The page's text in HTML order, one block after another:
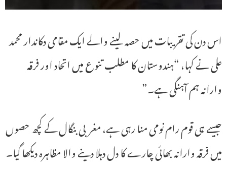
اس دن کی تقریبات میں حصہ لینے والے ایک مقامی دکاندار محمد
علی نے کہا، “ہندوستان کا مطلب تنوع میں اتحاد اور فرقہ
وارانہ ہم آہنگی ہے۔”
جیسے ہی قوم رام نومی منا رہی ہے، مغربی بنگال کے کچھ حصوں
میں فرقہ وارانہ بھائی چارے کا دل دہلا دینے والا مظاہرہ دیکھا گیا۔